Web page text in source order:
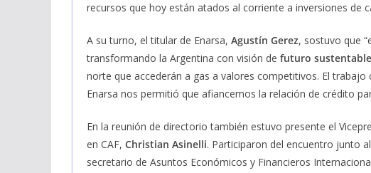
recursos que hoy están atados al corriente a inversiones de
A su turno, el titular de Enarsa, Agustín Gerez, sostuvo que
transformando la Argentina con visión de futuro
norte que accederán a gas a valores competitivos. El
Enarsa nos permitió que afiancemos la relación de crédito
En la reunión de directorio también estuvo presente el
en CAF, Christian Asinelli. Participaron del encuentro junto
secretario de Asuntos Económicos y Financieros